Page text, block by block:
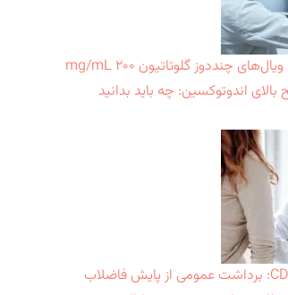
فراخوان ملی ویال‌های چنددوز گلوتاتیون ۲۰۰ mg/mL
اندوتوکسین: چه باید بدانید
نظرسنجی CDC: برداشت عمومی از پایش فاضلاب